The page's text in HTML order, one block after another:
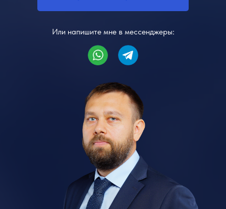
Или напишите мне в мессенджеры: